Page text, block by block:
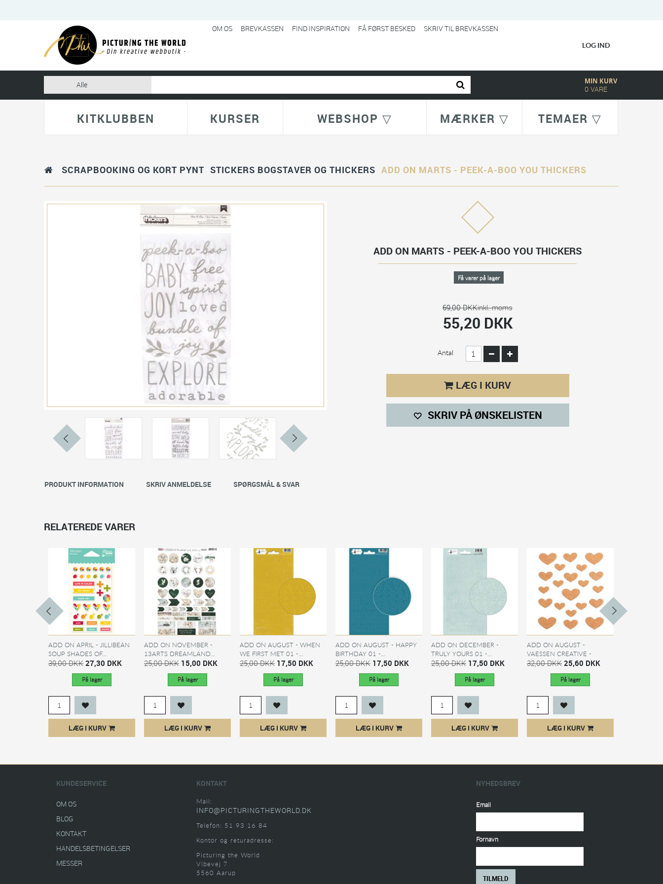
OM OS BREVKASSEN FIND INSPIRATION FÅ FØRST BESKED
SKRIV TIL BREVKASSEN
LOG IND
MIN KURV
0 VARE
KITKLUBBEN KURSER WEBSHOP ▽ MÆRKER ▽ TEMAER ▽
SCRAPBOOKING OG KORT PYNT STICKERS BOGSTAVER OG THICKERS ADD ON MARTS - PEEK-A-BOO YOU THICKERS
ADD ON MARTS - PEEK-A-BOO YOU THICKERS
Få varer på lager
69,00 DKKinkl. moms
55,20 DKK
Antal
LÆG I KURV
SKRIV PÅ ØNSKELISTEN
PRODUKT INFORMATION SKRIV ANMELDELSE SPØRGSMÅL & SVAR
RELATEREDE VARER
ADD ON APRIL - JILLIBEAN
SOUP SHADES OF...
39,00 DKK 27,30 DKK
På lager
LÆG I KURV
ADD ON NOVEMBER -
13ARTS DREAMLAND...
25,00 DKK 15,00 DKK
På lager
LÆG I KURV
ADD ON AUGUST - WHEN
WE FIRST MET 01 -...
25,00 DKK 17,50 DKK
På lager
LÆG I KURV
ADD ON AUGUST - HAPPY
BIRTHDAY 01 -...
25,00 DKK 17,50 DKK
På lager
LÆG I KURV
ADD ON DECEMBER -
TRULY YOURS 01 -...
25,00 DKK 17,50 DKK
På lager
LÆG I KURV
ADD ON AUGUST -
VAESSEN CREATIVE -
KORK...
32,00 DKK 25,60 DKK
På lager
LÆG I KURV
KUNDESERVICE
OM OS
BLOG
KONTAKT
HANDELSBETINGELSER
MESSER
KONTAKT
Mail:
INFO@PICTURINGTHEWORLD.DK
Telefon: 51 93 16 84
Kontor og returadresse:
Picturing the World
Vibevej 7
5560 Aarup
NYHEDSBREV
Email
Fornavn